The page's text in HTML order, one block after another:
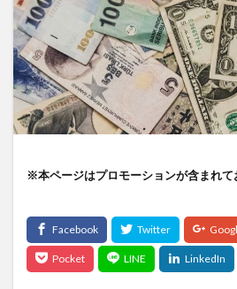
※本ページはプロモーションが含まれて